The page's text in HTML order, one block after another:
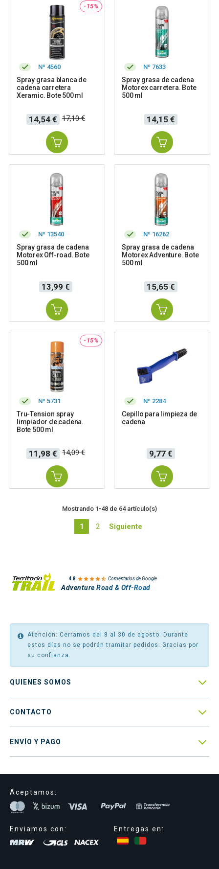
-15%
Nº 4560
Spray grasa blanca de
cadena carretera
Xeramic. Bote 500 ml
Precio
14,54 €
Precio
base
17,10 €
Nº 7633
Spray grasa de cadena
Motorex carretera. Bote
500 ml
Precio
14,15 €
Nº 13540
Spray grasa de cadena
Motorex Off-road. Bote
500 ml
Precio
13,99 €
Nº 16262
Spray grasa de cadena
Motorex Adventure. Bote
500 ml
Precio
15,65 €
-15%
Nº 5731
Tru-Tension spray
limpiador de cadena.
Bote 500 ml
Precio
11,98 €
Precio
base
14,09 €
Nº 2284
Cepillo para limpieza de
cadena
Precio
9,77 €
Mostrando 1-48 de 64 artículo(s)
1 2 Siguiente
4.8  Comentarios de Google
Adventure Road & Off-Road
Atención: Cerramos del 8 al 30 de agosto. Durante
estos días no se podrán tramitar pedidos. Gracias por
su confianza.
QUIENES SOMOS 
CONTACTO 
ENVÍO Y PAGO 
Aceptamos:
Enviamos con: Entregas en: